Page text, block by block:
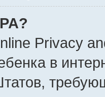
Privacy
в